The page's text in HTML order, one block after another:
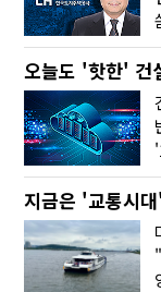
오늘도 '핫한' 건
지금은 '교통시대'